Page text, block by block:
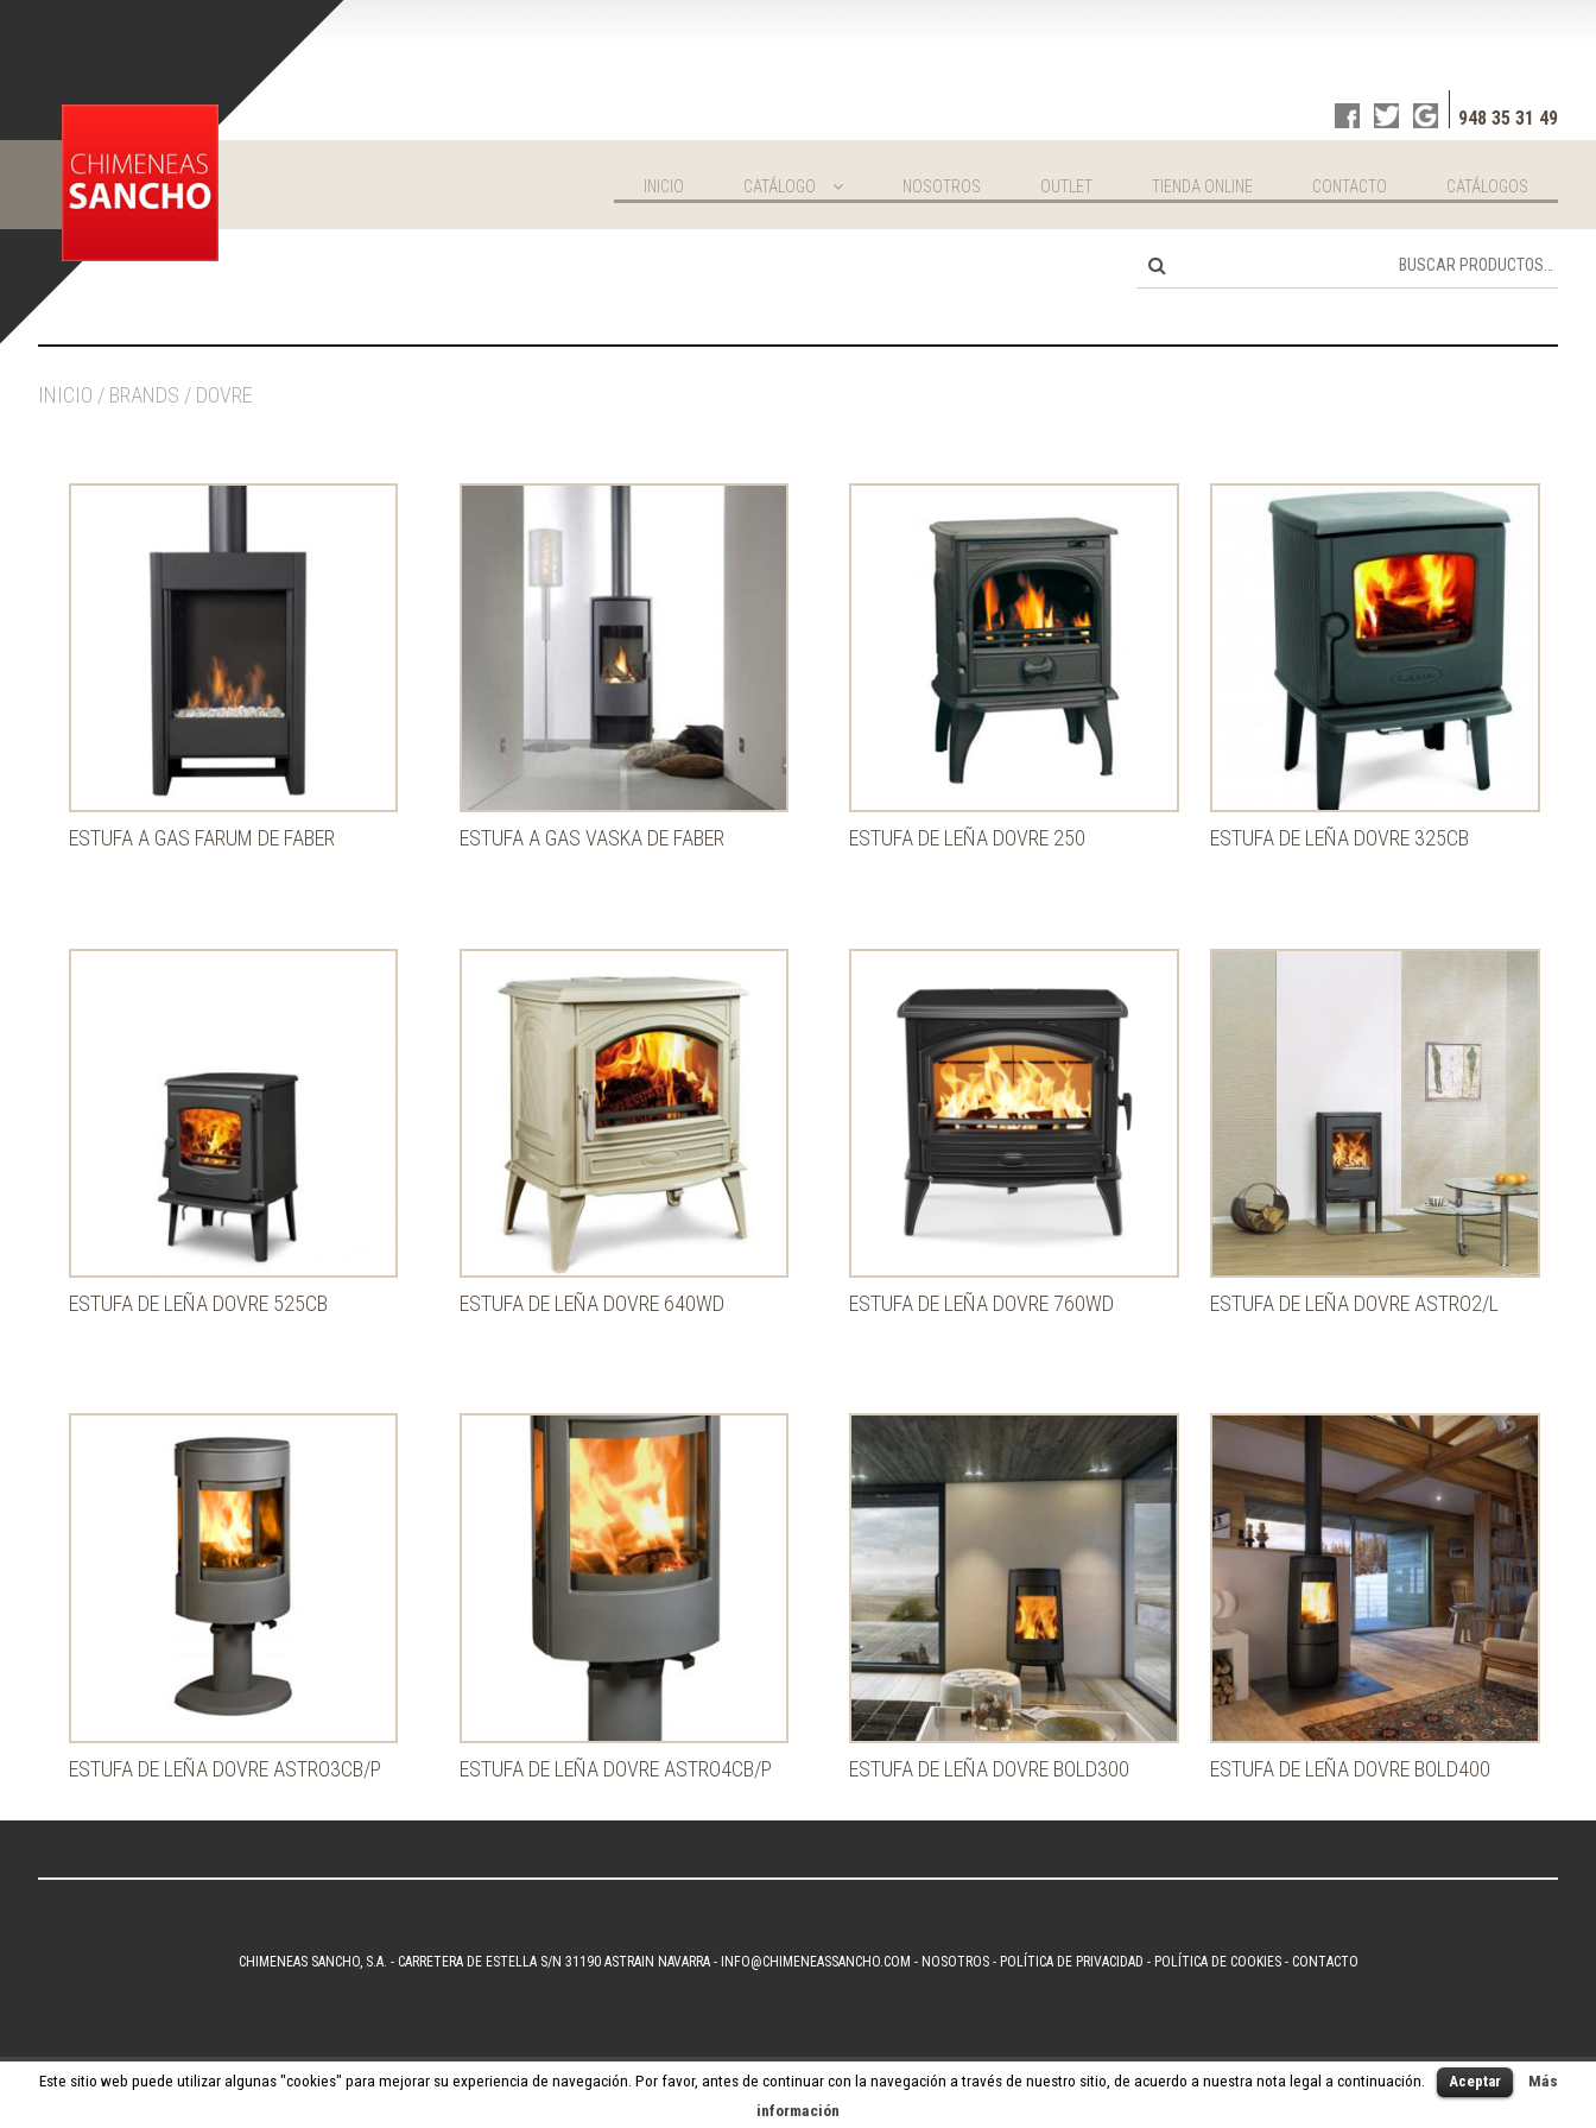
Este sitio web puede utilizar algunas "cookies" para mejorar su experiencia de navegación. Por favor, antes de continuar con la navegación a través de nuestro sitio, de acuerdo a nuestra nota legal a continuación. Aceptar
Más
información
948 35 31 49
INICIO CATÁLOGO NOSOTROS OUTLET TIENDA ONLINE CONTACTO CATÁLOGOS
por:
INICIO / BRANDS / DOVRE
ESTUFA A GAS FARUM DE FABER ESTUFA A GAS VASKA DE FABER ESTUFA DE LEÑA DOVRE 250 ESTUFA DE LEÑA DOVRE 325CB
ESTUFA DE LEÑA DOVRE 525CB ESTUFA DE LEÑA DOVRE 640WD ESTUFA DE LEÑA DOVRE 760WD ESTUFA DE LEÑA DOVRE ASTRO2/L
ESTUFA DE LEÑA DOVRE ASTRO3CB/P ESTUFA DE LEÑA DOVRE ASTRO4CB/P ESTUFA DE LEÑA DOVRE BOLD300 ESTUFA DE LEÑA DOVRE BOLD400
CHIMENEAS SANCHO, S.A. - CARRETERA DE ESTELLA S/N 31190 ASTRAIN NAVARRA - INFO@CHIMENEASSANCHO.COM - NOSOTROS- POLÍTICA DE PRIVACIDAD - POLÍTICA DE COOKIES- CONTACTO